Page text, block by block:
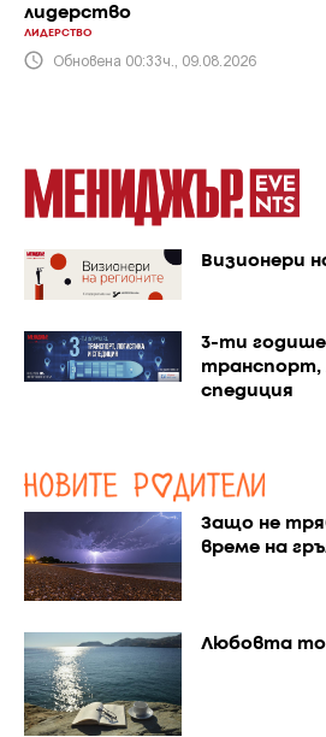
лидерство
ЛИДЕРСТВО
Обновена 00:33ч., 09.08.2026
Визионери
3-ти
транспорт,
спедиция
Защо не
време на
Любовта